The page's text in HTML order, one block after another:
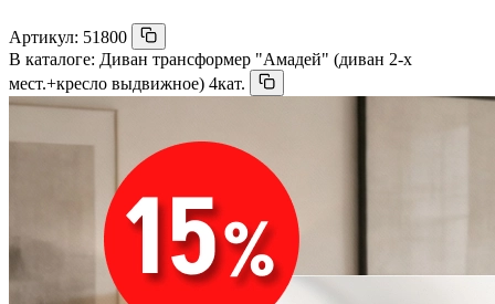
Артикул: 51800
В каталоге: Диван трансформер "Амадей" (диван 2-х
мест.+кресло выдвижное) 4кат.